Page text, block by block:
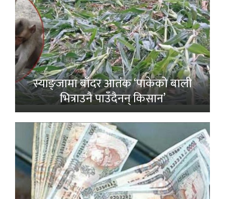
स्याङ्जामा बाँदर आतंक ‘पाकेको बाली
भित्राउनै पाउँदैनन् किसान’